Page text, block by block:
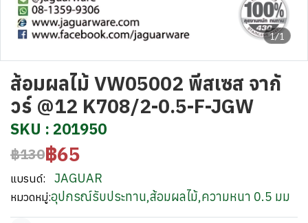
1/1
ส้อมผลไม้ VW05002 พีสเซส จากั
วร์ @12 K708/2-0.5-F-JGW
SKU : 201950
฿130฿65
แบรนด์: JAGUAR
หมวดหมู่:อุปกรณ์รับประทาน,ส้อมผลไม้,ความหนา 0.5 มม